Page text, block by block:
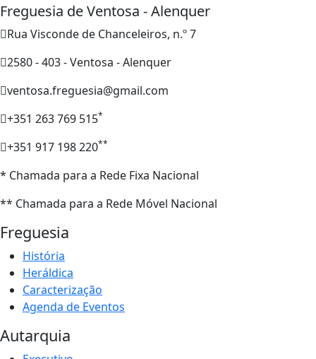
Freguesia de Ventosa - Alenquer
Rua Visconde de Chanceleiros, n.º 7
2580 - 403 - Ventosa - Alenquer
ventosa.freguesia@gmail.com
+351 263 769 515*
+351 917 198 220**
* Chamada para a Rede Fixa Nacional
** Chamada para a Rede Móvel Nacional
Freguesia
História
Heráldica
Caracterização
Agenda de Eventos
Autarquia